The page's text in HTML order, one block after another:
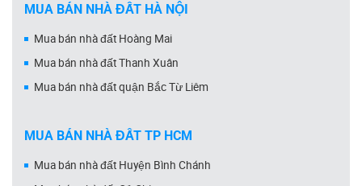
MUA BÁN NHÀ ĐẤT HÀ NỘI
Mua bán nhà đất Hoàng Mai
Mua bán nhà đất Thanh Xuân
Mua bán nhà đất quận Bắc Từ Liêm
MUA BÁN NHÀ ĐẤT TP HCM
Mua bán nhà đất Huyện Bình Chánh